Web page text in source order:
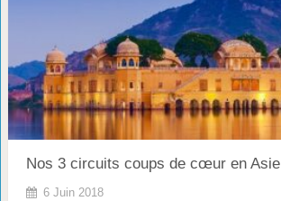
Nos 3 circuits coups de cœur en Asie
6 Juin 2018